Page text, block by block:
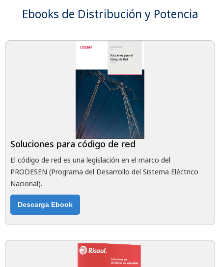
Ebooks de Distribución y Potencia
Soluciones para código de red
El código de red es una legislación en el marco del
PRODESEN (Programa del Desarrollo del Sistema Eléctrico
Nacional).
Descarga Ebook